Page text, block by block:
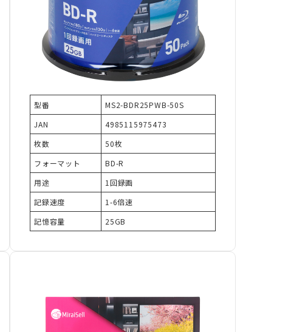
型番
MS2-BDR25PWB-50S
JAN
4985115975473
枚数
50枚
フォーマット
BD-R
用途
1回録画
記録速度
1-6倍速
記憶容量
25GB